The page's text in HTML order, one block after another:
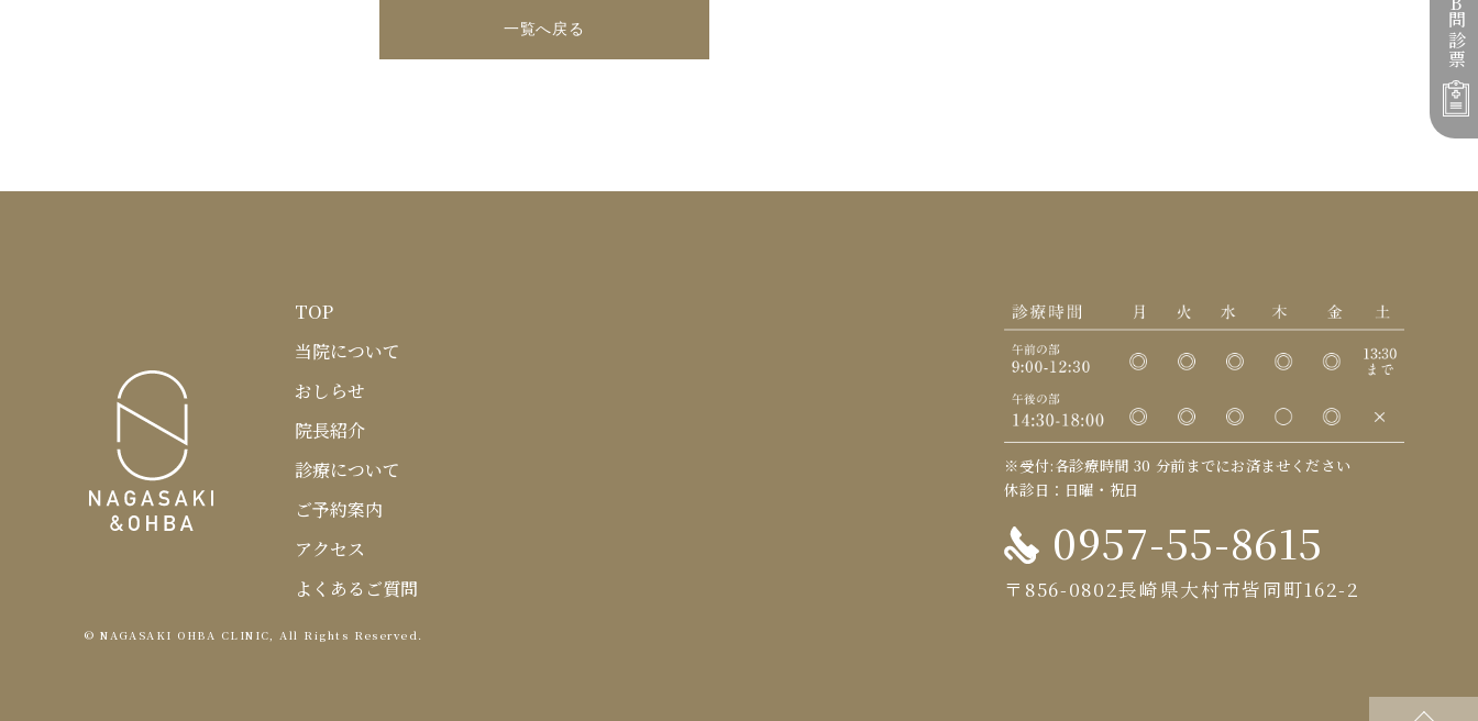
問診票
一覧へ戻る
おおば内科・消化器内科クリニック
TOP
当院について
おしらせ
院長紹介
診療について
ご予約案内
アクセス
よくあるご質問
© NAGASAKI OHBA CLINIC, All Rights Reserved.
※受付:各診療時間 30 分前までにお済ませください
休診日：日曜・祝日
0957-55-8615
〒856-0802長崎県大村市皆同町162-2